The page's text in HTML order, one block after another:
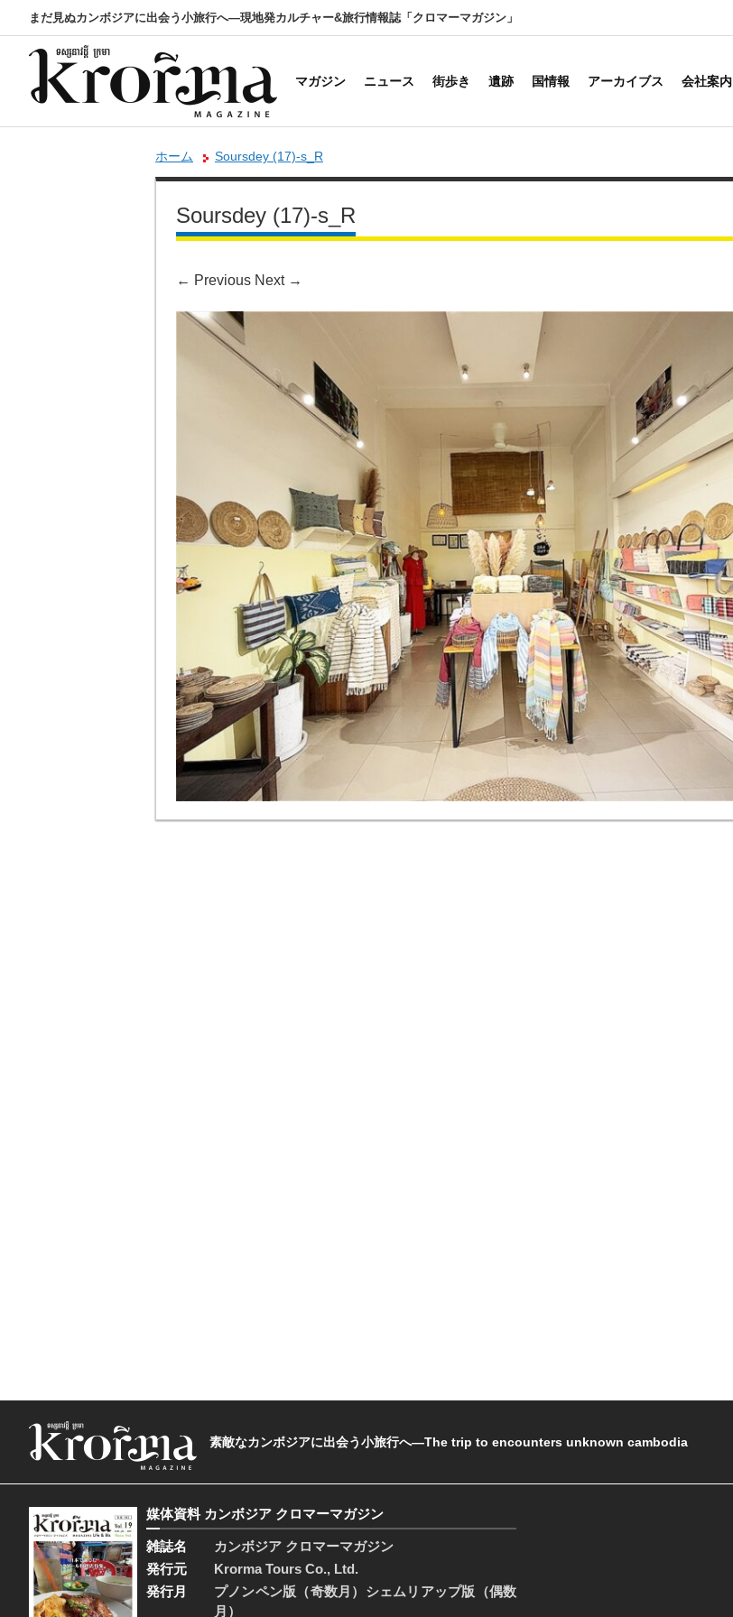
まだ見ぬカンボジアに出会う小旅行へ―現地発カルチャー&旅行情報誌「クロマーマガジン」
マガジン ニュース 街歩き 遺跡 国情報 アーカイブス 会社案内
ホーム Soursdey (17)-s_R
Soursdey (17)-s_R
← Previous Next →
素敵なカンボジアに出会う小旅行へ―The trip to encounters unknown cambodia
媒体資料 カンボジア クロマーマガジン
雑誌名
カンボジア クロマーマガジン
発行元
Krorma Tours Co., Ltd.
発行月
プノンペン版（奇数月）シェムリアップ版（偶数
月）